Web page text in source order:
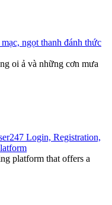
ngọt thanh đánh thức
oi ả và những cơn mưa
Login, Registration,
platform that offers a